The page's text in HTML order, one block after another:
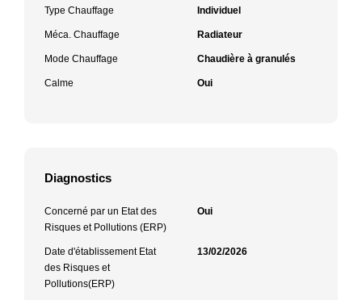
Type Chauffage Individuel
Méca. Chauffage Radiateur
Mode Chauffage Chaudière à granulés
Calme Oui
Diagnostics
Concerné par un Etat des
Risques et Pollutions (ERP)
Oui
Date d'établissement Etat
des Risques et
Pollutions(ERP)
13/02/2026